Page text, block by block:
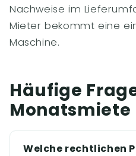
Nachweise im
Mieter bekommt eine
Maschine.
Häufige
Monatsmiete
Welche rechtlichen